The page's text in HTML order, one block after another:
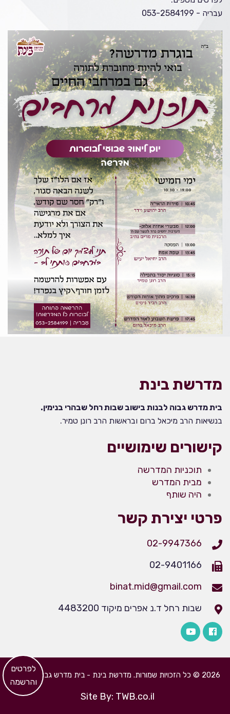
עבריה - 053-2584199
מדרשת בינת
בית מדרש גבוה לבנות בישוב שבות רחל שבהרי בנימין.
בנשיאות הרב מיכאל ברום ובראשות הרב רונן טמיר.
קישורים שימושיים
תוכניות המדרשה
מבית המדרש
היה שותף
פרטי יצירת קשר
02-9947366
02-9401166
binat.mid@gmail.com
שבות רחל ד.נ אפרים מיקוד 4483200
2026 © כל הזכויות שמורות. מדרשת בינת - בית מדרש גבוה לבנות
Site By: TWB.co.il
​לפרטים
והרשמה